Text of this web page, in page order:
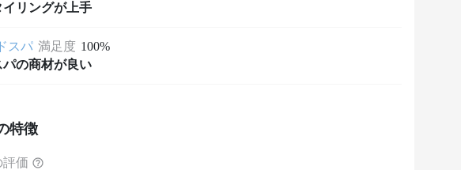
イリングが上手
スパ 満足度 100%
パの商材が良い
特徴
評価